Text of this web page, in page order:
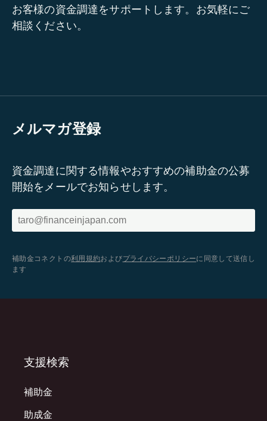
お客様の資金調達をサポートします。お気軽にご
相談ください。
メルマガ登録
資金調達に関する情報やおすすめの補助金の公募
開始をメールでお知らせします。
補助金コネクトの利用規約およびプライバシーポリシーに同意して送信し
ます
支援検索
補助金
助成金